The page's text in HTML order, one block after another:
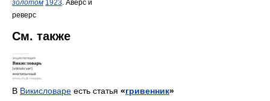
золотом 1923 . Аверс и
реверс
См. также
В Викисловаре есть статья «гривенник»